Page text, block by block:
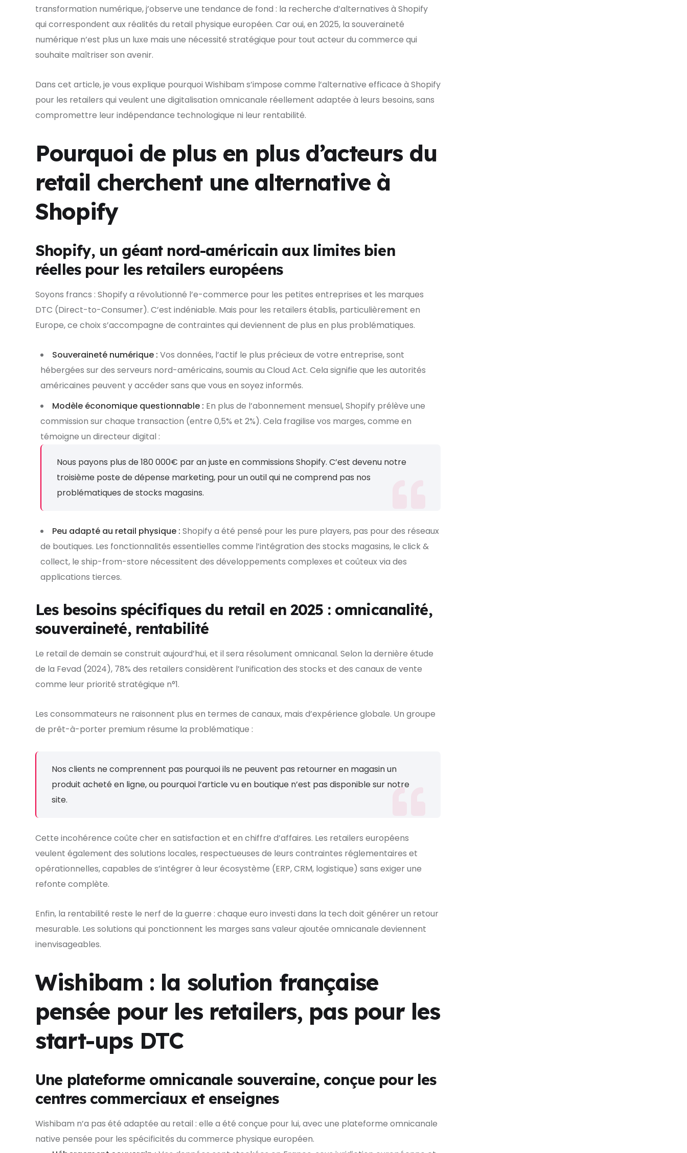
transformation numérique, j’observe une tendance de fond : la recherche d’alternatives à Shopify
qui correspondent aux réalités du retail physique européen. Car oui, en 2025, la souveraineté
numérique n’est plus un luxe mais une nécessité stratégique pour tout acteur du commerce qui
souhaite maîtriser son avenir.
Dans cet article, je vous explique pourquoi Wishibam s’impose comme l’alternative efficace à Shopify
pour les retailers qui veulent une digitalisation omnicanale réellement adaptée à leurs besoins, sans
compromettre leur indépendance technologique ni leur rentabilité.
Pourquoi de plus en plus d’acteurs du
retail cherchent une alternative à
Shopify
Shopify, un géant nord-américain aux limites bien
réelles pour les retailers européens
Soyons francs : Shopify a révolutionné l’e-commerce pour les petites entreprises et les marques
DTC (Direct-to-Consumer). C’est indéniable. Mais pour les retailers établis, particulièrement en
Europe, ce choix s’accompagne de contraintes qui deviennent de plus en plus problématiques.
Souveraineté numérique : Vos données, l’actif le plus précieux de votre entreprise, sont
hébergées sur des serveurs nord-américains, soumis au Cloud Act. Cela signifie que les autorités
américaines peuvent y accéder sans que vous en soyez informés.
Modèle économique questionnable : En plus de l’abonnement mensuel, Shopify prélève une
commission sur chaque transaction (entre 0,5% et 2%). Cela fragilise vos marges, comme en
témoigne un directeur digital :
Nous payons plus de 180 000€ par an juste en commissions Shopify. C’est devenu notre
troisième poste de dépense marketing, pour un outil qui ne comprend pas nos
problématiques de stocks magasins.
Peu adapté au retail physique : Shopify a été pensé pour les pure players, pas pour des réseaux
de boutiques. Les fonctionnalités essentielles comme l’intégration des stocks magasins, le click &
collect, le ship-from-store nécessitent des développements complexes et coûteux via des
applications tierces.
Les besoins spécifiques du retail en 2025 : omnicanalité,
souveraineté, rentabilité
Le retail de demain se construit aujourd’hui, et il sera résolument omnicanal. Selon la dernière étude
de la Fevad (2024), 78% des retailers considèrent l’unification des stocks et des canaux de vente
comme leur priorité stratégique n°1.
Les consommateurs ne raisonnent plus en termes de canaux, mais d’expérience globale. Un groupe
de prêt-à-porter premium résume la problématique :
Nos clients ne comprennent pas pourquoi ils ne peuvent pas retourner en magasin un
produit acheté en ligne, ou pourquoi l’article vu en boutique n’est pas disponible sur notre
site.
Cette incohérence coûte cher en satisfaction et en chiffre d’affaires. Les retailers européens
veulent également des solutions locales, respectueuses de leurs contraintes réglementaires et
opérationnelles, capables de s’intégrer à leur écosystème (ERP, CRM, logistique) sans exiger une
refonte complète.
Enfin, la rentabilité reste le nerf de la guerre : chaque euro investi dans la tech doit générer un retour
mesurable. Les solutions qui ponctionnent les marges sans valeur ajoutée omnicanale deviennent
inenvisageables.
Wishibam : la solution française
pensée pour les retailers, pas pour les
start-ups DTC
Une plateforme omnicanale souveraine, conçue pour les
centres commerciaux et enseignes
Wishibam n’a pas été adaptée au retail : elle a été conçue pour lui, avec une plateforme omnicanale
native pensée pour les spécificités du commerce physique européen.